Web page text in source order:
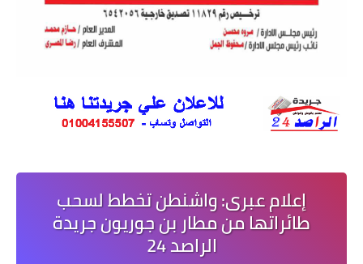
إعلام عبرى: واشنطن تخطط لسحب
طائراتها من مطار بن جوريون جريدة
الراصد 24